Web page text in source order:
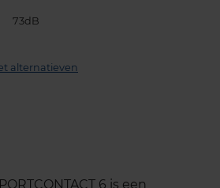
73dB
alternatieven
6 is een